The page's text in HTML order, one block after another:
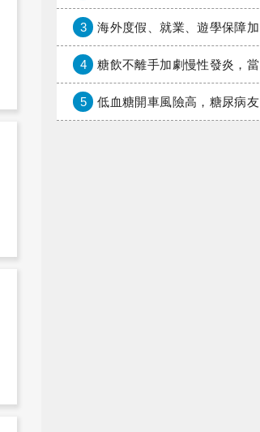
3 海外度假、就業、遊學保障加倍，富邦產險「一期逐夢」專案加碼遠距醫療與緊急救援
4 糖飲不離手加劇慢性發炎，當心老化與慢性病提早報到
5 低血糖開車風險高，糖尿病友上路必學的安全守則